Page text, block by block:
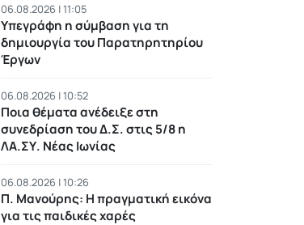
06.08.2026 | 11:05
Υπεγράφη η σύμβαση για τη
δημιουργία του Παρατηρητηρίου
Έργων
06.08.2026 | 10:52
Ποια θέματα ανέδειξε στη
συνεδρίαση του Δ.Σ. στις 5/8 η
ΛΑ.ΣΥ. Νέας Ιωνίας
06.08.2026 | 10:26
Π. Μανούρης: H πραγματική εικόνα
για τις παιδικές χαρές